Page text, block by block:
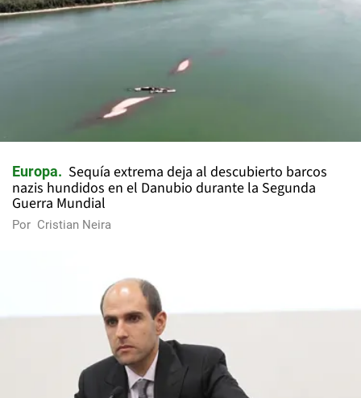
Europa
Sequía extrema deja al descubierto barcos
nazis hundidos en el Danubio durante la Segunda
Guerra Mundial
Por Cristian Neira